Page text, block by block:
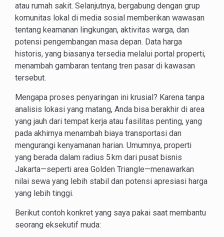
atau rumah sakit. Selanjutnya, bergabung dengan grup
komunitas lokal di media sosial memberikan wawasan
tentang keamanan lingkungan, aktivitas warga, dan
potensi pengembangan masa depan. Data harga
historis, yang biasanya tersedia melalui portal properti,
menambah gambaran tentang tren pasar di kawasan
tersebut.
Mengapa proses penyaringan ini krusial? Karena tanpa
analisis lokasi yang matang, Anda bisa berakhir di area
yang jauh dari tempat kerja atau fasilitas penting, yang
pada akhirnya menambah biaya transportasi dan
mengurangi kenyamanan harian. Umumnya, properti
yang berada dalam radius 5 km dari pusat bisnis
Jakarta—seperti area Golden Triangle—menawarkan
nilai sewa yang lebih stabil dan potensi apresiasi harga
yang lebih tinggi.
Berikut contoh konkret yang saya pakai saat membantu
seorang eksekutif muda: